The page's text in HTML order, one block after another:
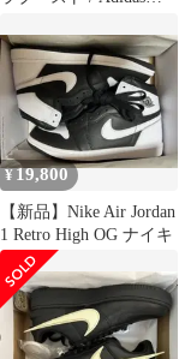
¥19,800
【新品】Nike Air Jordan
1 Retro High OG ナイキ